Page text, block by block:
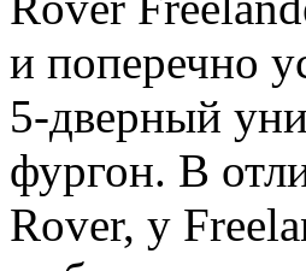
и поперечно
5-дверный
фургон. В
Rover, у